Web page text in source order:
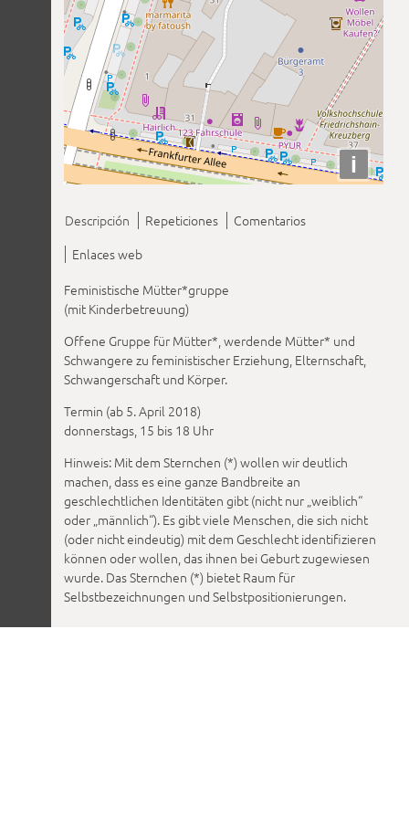
i
Descripción Repeticiones
Comentarios
Enlaces web
Feministische Mütter*gruppe
(mit Kinderbetreuung)
Offene Gruppe für Mütter*, werdende Mütter* und
Schwangere zu feministischer Erziehung, Elternschaft,
Schwangerschaft und Körper.
Termin (ab 5. April 2018)
donnerstags, 15 bis 18 Uhr
Hinweis: Mit dem Sternchen (*) wollen wir deutlich
machen, dass es eine ganze Bandbreite an
geschlechtlichen Identitäten gibt (nicht nur „weiblich“
oder „männlich“). Es gibt viele Menschen, die sich nicht
(oder nicht eindeutig) mit dem Geschlecht identifizieren
können oder wollen, das ihnen bei Geburt zugewiesen
wurde. Das Sternchen (*) bietet Raum für
Selbstbezeichnungen und Selbstpositionierungen.